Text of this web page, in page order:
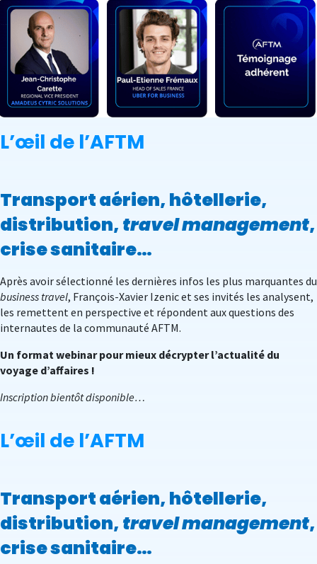
L’œil de l’AFTM
Transport aérien, hôtellerie,
distribution,travel management,
crise sanitaire…
Après avoir sélectionné les dernières infos les plus marquantes du
business travel, François-Xavier Izenic et ses invités les analysent,
les remettent en perspective et répondent aux questions des
internautes de la communauté AFTM.
Un format webinar pour mieux décrypter l’actualité du
voyage d’affaires !
Inscription bientôt disponible…
L’œil de l’AFTM
Transport aérien, hôtellerie,
distribution,travel management,
crise sanitaire…